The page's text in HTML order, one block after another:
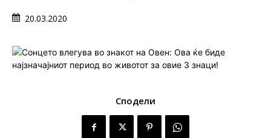
20.03.2020
Сподели